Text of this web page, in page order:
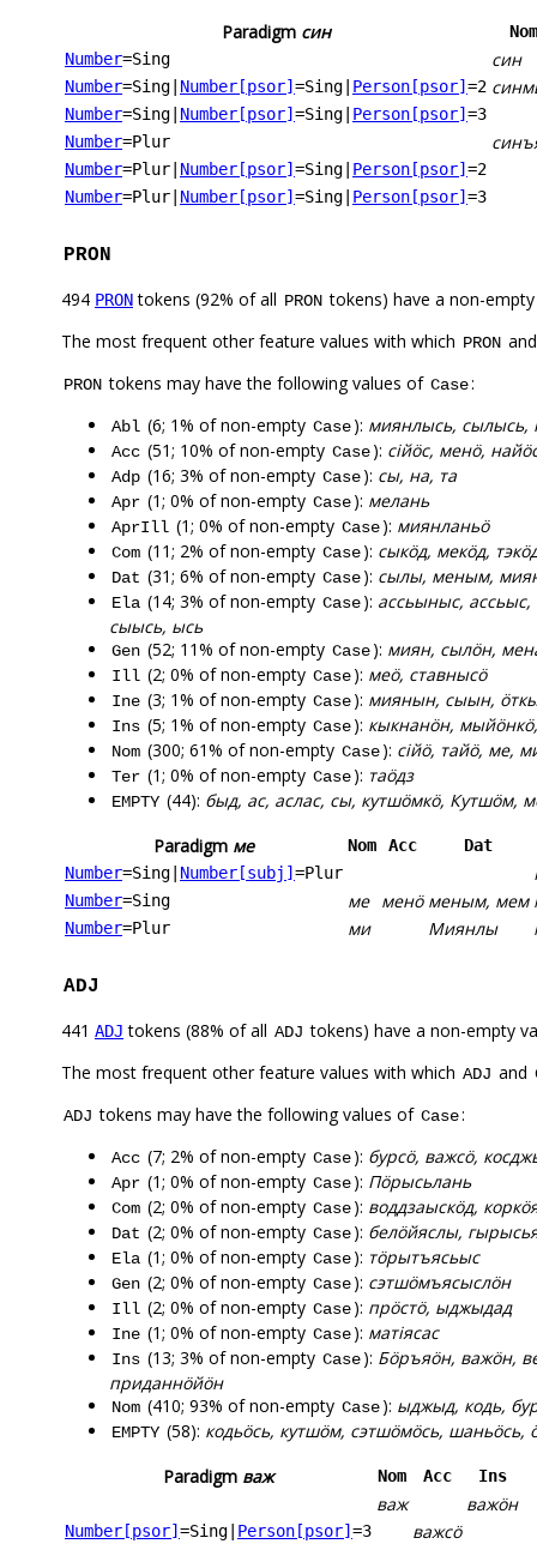
Paradigm син
Nom
Number=Sing син
Number=Sing Number[psor] =Sing Person[psor] =2
Number=Sing Number[psor] =Sing Person[psor] =3
Number=Plur
Number=Plur Number[psor] =Sing Person[psor] =2
Number=Plur Number[psor] =Sing Person[psor] =3
PRON
494 PRONtokens (92% of all PRON tokens) have a non-
The most frequent other feature values with which PRON
PRON tokens may have the following values of Case:
Abl (6; 1% of non-empty Case): миянлысь, сылысь,
Acc (51; 10% of non-empty Case): сійӧс, менӧ,
Adp (16; 3% of non-empty Case): сы, на, та
Apr (1; 0% of non-empty Case): мелань
AprIll (1; 0% of non-empty Case): миянланьӧ
Com (11; 2% of non-empty Case): сыкӧд, мекӧд,
Dat (31; 6% of non-empty Case): сылы, меным,
Ela (14; 3% of non-empty Case): ассьыныс,
сыысь, ысь
Gen (52; 11% of non-empty Case): миян, сылӧн,
Ill (2; 0% of non-empty Case): меӧ, ставнысӧ
Ine (3; 1% of non-empty Case): миянын, сыын,
Ins (5; 1% of non-empty Case): кыкнанӧн,
Nom (300; 61% of non-empty Case): сійӧ, тайӧ, ме,
Ter (1; 0% of non-empty Case): таӧдз
EMPTY (44): быд, ас, аслас, сы, кутшӧмкӧ, Кутшӧм,
Paradigm ме Nom Acc
Dat
Number=Sing Number[subj] =Plur
Number=Sing ме менӧ меным, мем
Number=Plur ми Миянлы
ADJ
441 ADJ tokens (88% of all ADJ tokens) have a non-empty
The most frequent other feature values with which ADJ and
ADJ tokens may have the following values of Case:
Acc (7; 2% of non-empty Case): бурсӧ, важсӧ,
Apr (1; 0% of non-empty Case): Пӧрысьлань
Com (2; 0% of non-empty Case): воддзаыскӧд,
Dat (2; 0% of non-empty Case): белӧйяслы,
Ela (1; 0% of non-empty Case): тӧрытъясьыс
Gen (2; 0% of non-empty Case): сэтшӧмъясыслӧн
Ill (2; 0% of non-empty Case): прӧстӧ, ыджыдад
Ine (1; 0% of non-empty Case): матіясас
Ins (13; 3% of non-empty Case): Бӧръяӧн, важӧн,
приданнӧйӧн
Nom (410; 93% of non-empty Case): ыджыд, кодь,
EMPTY (58): кодьӧсь, кутшӧм, сэтшӧмӧсь, шаньӧсь,
Paradigm важ Nom Acc Ins
важ важӧн
Number[psor] =Sing Person[psor] =3 важсӧ